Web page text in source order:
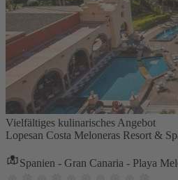
Vielfältiges kulinarisches Angebot
Lopesan Costa Meloneras Resort &
Spanien - Gran Canaria - Playa